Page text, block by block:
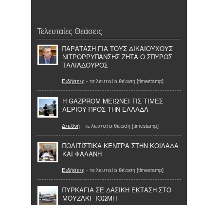
Τελευταίες Θεάσεις
ΠΑΡΑΤΑΣΗ ΓΙΑ ΤΟΥΣ ΔΙΚΑΙΟΥΧΟΥΣ
ΝΙΤΡΟΡΡΥΠΑΝΣΗΣ ΖΗΤΑ Ο ΣΠΥΡΟΣ
ΤΑΛΙΑΔΟΥΡΟΣ
Ειδήσεις - τελευταία θέαση [timestamp]
Η GAZPROM ΜΕΙΩΝΕΙ ΤΙΣ ΤΙΜΕΣ
ΑΕΡΙΟΥ ΠΡΟΣ ΤΗΝ ΕΛΛΑΔΑ
Διεθνή- τελευταία θέαση [timestamp]
ΠΟΛΙΤΙΣΤΙΚΑ ΚΕΝΤΡΑ ΣΤΗΝ ΚΟΙΛΑΔΑ
ΚΑΙ ΦΑΛΑΝΗ
Ειδήσεις - τελευταία θέαση [timestamp]
ΠΥΡΚΑΓΙΑ ΣΕ ΔΑΣΙΚΗ ΕΚΤΑΣΗ ΣΤΟ
ΜΟΥΖΑΚΙ -ΙΘΩΜΗ